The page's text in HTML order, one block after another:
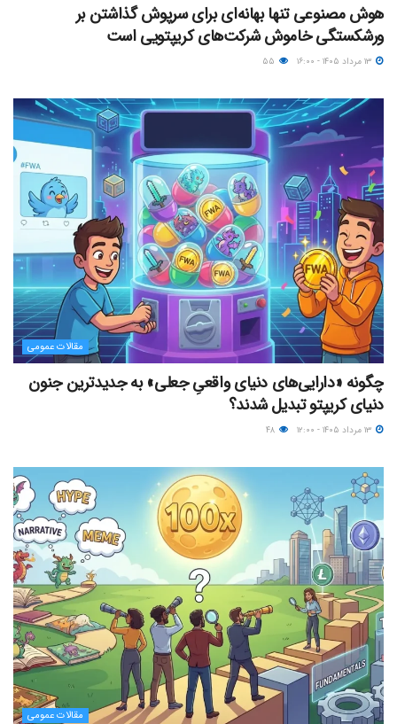
هوش مصنوعی تنها بهانه‌ای برای سرپوش گذاشتن بر
ورشکستگی خاموش شرکت‌های کریپتویی است
مقالات عمومی
چگونه «دارایی‌های دنیای واقعیِ جعلی» به جدیدترین جنون
دنیای کریپتو تبدیل شدند؟
مقالات عمومی